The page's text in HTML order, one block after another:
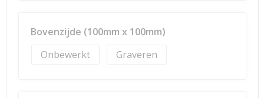
Bovenzijde (100mm x 100mm)
Onbewerkt
Graveren